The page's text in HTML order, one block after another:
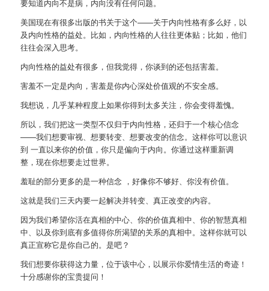
要知道内向不是病，内向没有任何问题。
美国现在有很多出版的书关于这个——关于内向性格有多么好，以
及内向性格的益处。比如，内向性格的人往往更体贴；比如，他们
往往会深入思考。
内向性格的益处有很多，但我觉得，你谈到的还包括害羞。
害羞不一定是内向，害羞是你内心深处价值观的不安全感。
我想说，几乎某种程度上如果你得到太多关注，你会变得羞愧。
所以，我们把这一类型不仅归于内向性格，还归于一个核心信念
——我们想要审视、想要转变、想要改变的信念。这样你可以意识
到 一直以来你的价值，你只是偏向于内向。你通过这样重新调
整，现在你想要走过世界。
羞耻的部分更多的是一种信念 ，好像你不够好、你没有价值。
这就是我们三天内要一起解决并转变、真正改变的内容。
因为我们希望你活在真相的中心、你的价值真相中、你的智慧真相
中、以及你到底有多值得你所渴望的关系的真相中。这样你就可以
真正宣称它是你自己的。是吧？
我们想要你获得这力量，位于该中心，以展示你爱情生活的奇迹！
十分感谢你的宝贵提问！